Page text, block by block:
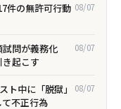
件の無許可行動 08/07
問が義務化
起こす
08/07
ト中に「脱獄」
不正行為
08/07